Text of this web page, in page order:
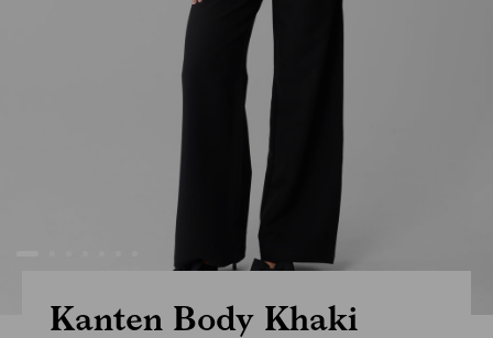
Kanten Body Khaki